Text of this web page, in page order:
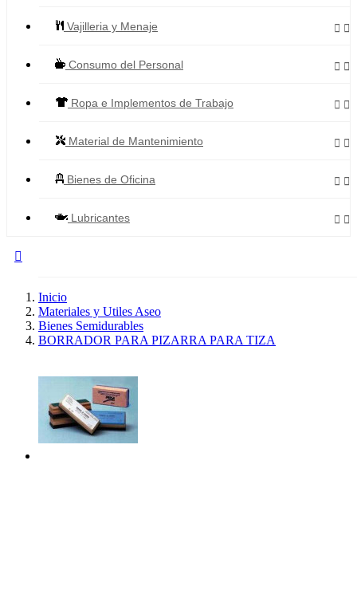
Vajilleria y Menaje  
Consumo del Personal  
Ropa e Implementos de Trabajo  
Material de Mantenimiento  
Bienes de Oficina  
Lubricantes  

Inicio
Materiales y Utiles Aseo
Bienes Semidurables
BORRADOR PARA PIZARRA PARA TIZA